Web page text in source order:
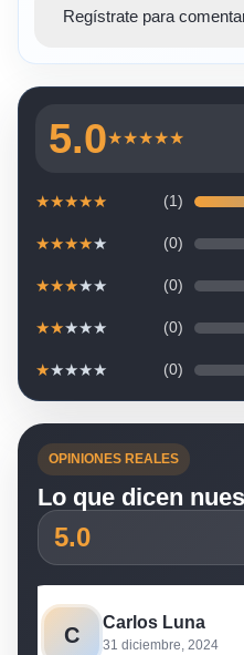
Regístrate para
5.0★★★★★
★★★★★ (1)
★★★★★ (0)
★★★★★ (0)
★★★★★ (0)
★★★★★ (0)
OPINIONES REALES
Lo que dicen
5.0
C Carlos Luna
31 diciembre, 2024